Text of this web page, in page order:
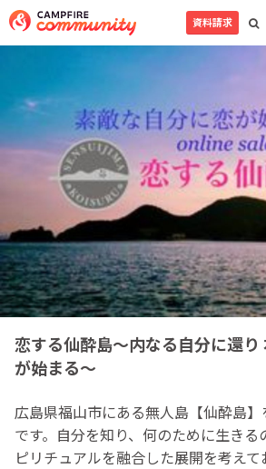
資料請求
恋する仙酔島～内なる自分に還り
が始まる～
広島県福山市にある無人島【仙酔島
です。自分を知り、何のために生きる
ピリチュアルを融合した展開を考えて